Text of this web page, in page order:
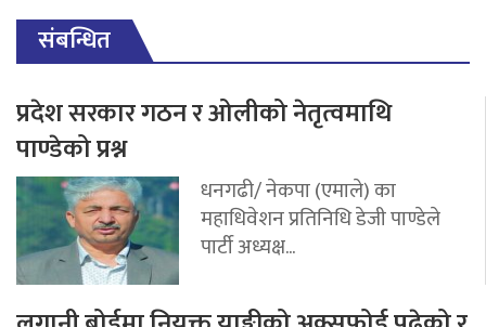
संबन्धित
प्रदेश सरकार गठन र ओलीको नेतृत्वमाथि
पाण्डेको प्रश्न
धनगढी/ नेकपा (एमाले) का
महाधिवेशन प्रतिनिधि डेजी पाण्डेले
पार्टी अध्यक्ष...